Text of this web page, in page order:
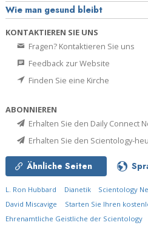
Wie man gesund bleibt
KONTAKTIEREN SIE UNS
Fragen? Kontaktieren Sie uns
Feedback zur Website
Finden Sie eine Kirche
ABONNIEREN
Erhalten Sie den Daily Connect
Erhalten Sie den Scientology-
Ähnliche Seiten
L. Ron Hubbard Dianetik Scientology
David Miscavige
Starten Sie Ihren
Ehrenamtliche Geistliche der Scientology